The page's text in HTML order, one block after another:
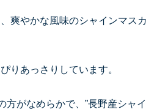
爽やかな風味のシャインマスカ
りあっさりしています。
方がなめらかで、”長野産シャイ